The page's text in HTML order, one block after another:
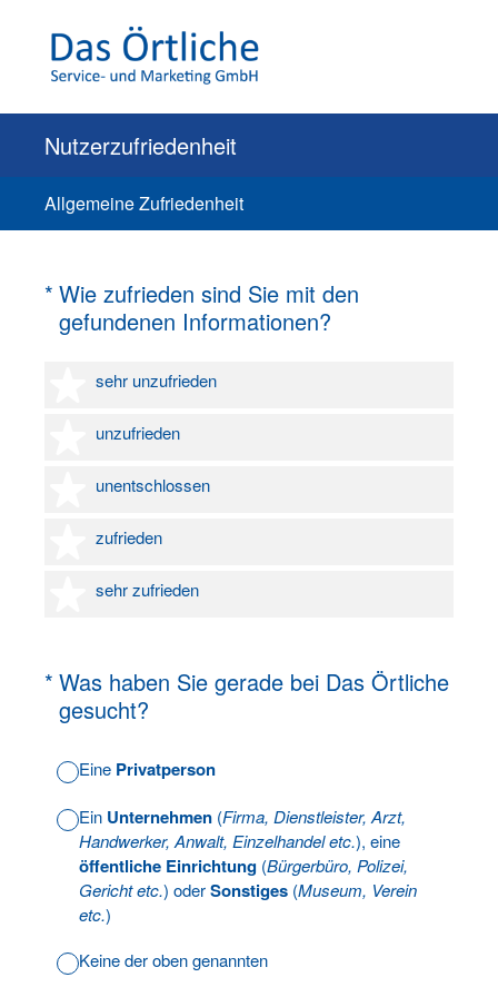
Nutzerzufriedenheit
Allgemeine Zufriedenheit
* Wie zufrieden sind Sie mit den
gefundenen Informationen?
(Erforderlich.)
sehr unzufrieden
1 Stern
unzufrieden
2 Sterne
unentschlossen
3 Sterne
zufrieden
4 Sterne
sehr zufrieden
5 Sterne
* Was haben Sie gerade bei Das Örtliche
gesucht?
(Erforderlich.)
Eine Privatperson
Ein Unternehmen (Firma, Dienstleister, Arzt,
Handwerker, Anwalt, Einzelhandel etc.), eine
öffentliche Einrichtung (Bürgerbüro, Polizei,
Gericht etc.) oderSonstiges (Museum, Verein
etc.)
Keine der oben genannten